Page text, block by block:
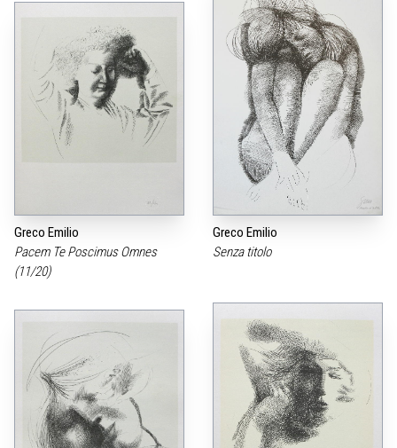
Greco Emilio
Pacem Te Poscimus Omnes
(11/20)
Greco Emilio
Senza titolo